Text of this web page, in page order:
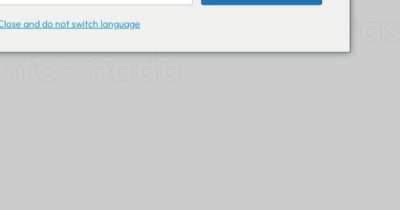
manténgase
and do not switch language